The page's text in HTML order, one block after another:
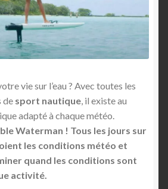
vie sur l’eau ? Avec toutes les
de sport nautique , il existe au
adapté à chaque météo.
Waterman ! Tous les jours sur
les conditions météo et
quand les conditions sont
activité.